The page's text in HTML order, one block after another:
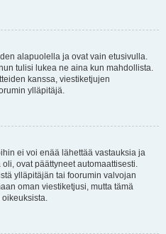
alapuolella ja ovat vain etusivulla.
tulisi lukea ne aina kun mahdollista.
kanssa, viestiketjujen
ylläpitäjä.
ei voi enää lähettää vastauksia ja
ovat päättyneet automaattisesti.
ylläpitäjän tai foorumin valvojan
oman viestiketjusi, mutta tämä